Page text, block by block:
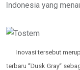
Indonesia yang
Inovasi tersebut
terbaru “Dusk Gray”